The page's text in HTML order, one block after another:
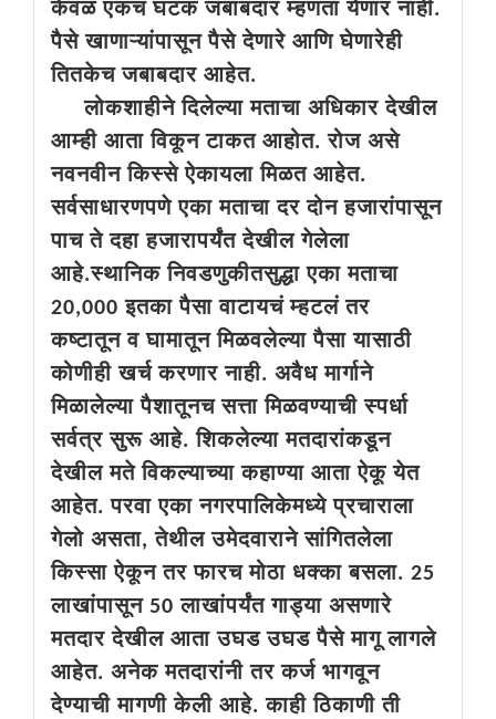
केवळ एकच घटक जबाबदार म्हणता येणार नाही.
पैसे खाणाऱ्यांपासून पैसे देणारे आणि घेणारेही
तितकेच जबाबदार आहेत.
लोकशाहीने दिलेल्या मताचा अधिकार देखील
आम्ही आता विकून टाकत आहोत. रोज असे
नवनवीन किस्से ऐकायला मिळत आहेत.
सर्वसाधारणपणे एका मताचा दर दोन हजारांपासून
पाच ते दहा हजारापर्यंत देखील गेलेला
आहे.स्थानिक निवडणुकीतसुद्धा एका मताचा
20,000 इतका पैसा वाटायचं म्हटलं तर
कष्टातून व घामातून मिळवलेल्या पैसा यासाठी
कोणीही खर्च करणार नाही. अवैध मार्गाने
मिळालेल्या पैशातूनच सत्ता मिळवण्याची स्पर्धा
सर्वत्र सुरू आहे. शिकलेल्या मतदारांकडून
देखील मते विकल्याच्या कहाण्या आता ऐकू येत
आहेत. परवा एका नगरपालिकेमध्ये प्रचाराला
गेलो असता, तेथील उमेदवाराने सांगितलेला
किस्सा ऐकून तर फारच मोठा धक्का बसला. 25
लाखांपासून 50 लाखांपर्यंत गाड्या असणारे
मतदार देखील आता उघड उघड पैसे मागू लागले
आहेत. अनेक मतदारांनी तर कर्ज भागवून
देण्याची मागणी केली आहे. काही ठिकाणी ती